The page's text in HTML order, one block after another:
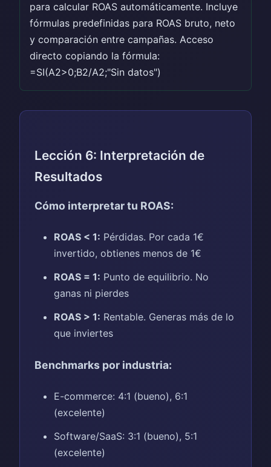
para calcular ROAS automáticamente. Incluye
fórmulas predefinidas para ROAS bruto, neto
y comparación entre campañas. Acceso
directo copiando la fórmula:
=SI(A2>0;B2/A2;"Sin datos")
Lección 6: Interpretación de
Resultados
Cómo interpretar tu ROAS:
ROAS < 1: Pérdidas. Por cada 1€
invertido, obtienes menos de 1€
ROAS = 1: Punto de equilibrio. No
ganas ni pierdes
ROAS > 1: Rentable. Generas más de lo
que inviertes
Benchmarks por industria:
E-commerce: 4:1 (bueno), 6:1
(excelente)
Software/SaaS: 3:1 (bueno), 5:1
(excelente)